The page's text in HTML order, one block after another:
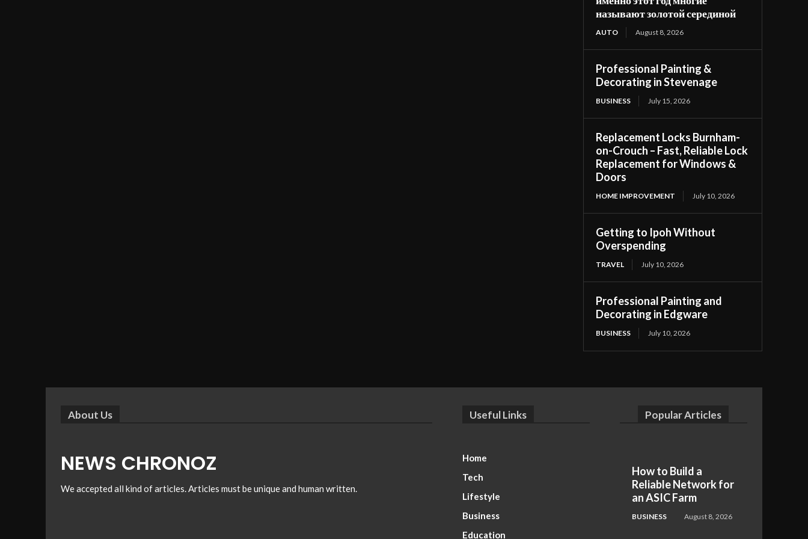
называют золотой серединой
AUTO August 8, 2026
Professional Painting &
Decorating in Stevenage
BUSINESS July 15, 2026
Replacement Locks Burnham-
on-Crouch – Fast, Reliable Lock
Replacement for Windows &
Doors
HOME IMPROVEMENT July 10, 2026
Getting to Ipoh Without
Overspending
TRAVEL July 10, 2026
Professional Painting and
Decorating in Edgware
BUSINESS July 10, 2026
About Us
NEWS CHRONOZ
We accepted all kind of articles. Articles must be unique and human written.
Useful Links
Home
Tech
Lifestyle
Business
Education
Popular Articles
How to Build a
Reliable Network for
an ASIC Farm
BUSINESS August 8, 2026